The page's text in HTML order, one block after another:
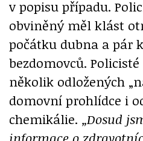
v popisu případu.
obviněný měl klást
počátku dubna a pár
bezdomovců.
několik odložených
domovní prohlídce i
chemikálie. „Dosud